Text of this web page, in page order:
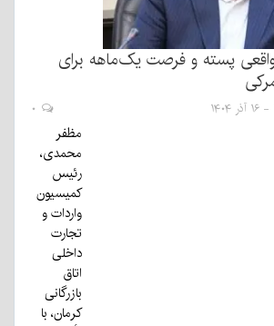
پسته و فرصت یک‌ماهه برای
مظفر
محمدی،
رئیس
کمیسیون
واردات و
تجارت
داخلی
اتاق
بازرگانی
کرمان، با